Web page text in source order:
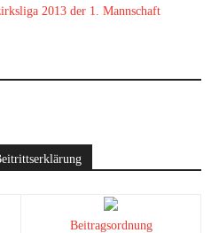
2013 der 1. Mannschaft
Beitragsordnung